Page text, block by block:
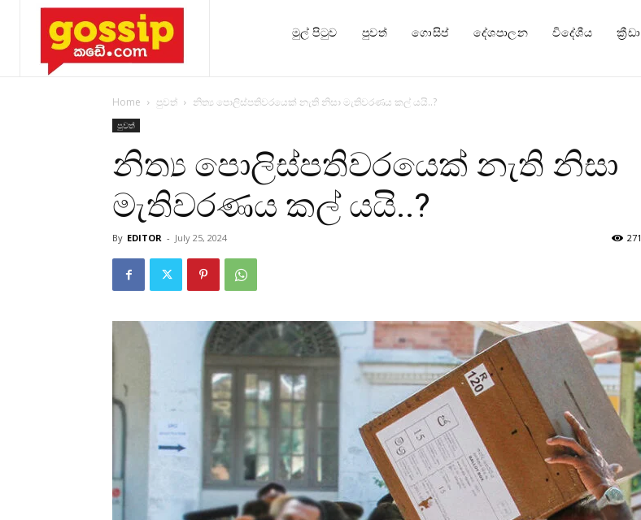
මුල් පිටුව පුවත් ගොසිප් දේශපාලන විදේශීය ක්‍රීඩා
Home පුවත් නිත්‍ය පොලිස්පතිවරයෙක් නැති නිසා මැතිවරණය කල් යයි..?
පුවත්
නිත්‍ය පොලිස්පතිවරයෙක් නැති නිසා
මැතිවරණය කල් යයි..?
By EDITOR - July 25, 2024 271